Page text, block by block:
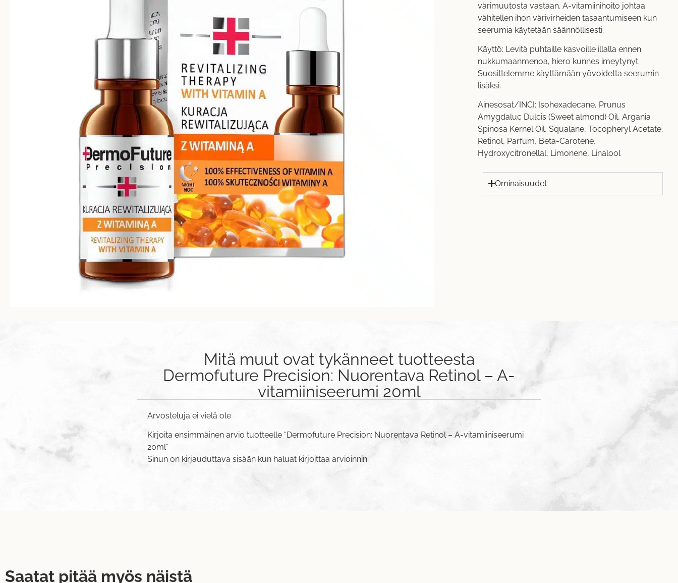
värimuutosta vastaan. A-vitamiinihoito johtaa
vähitellen ihon värivirheiden tasaantumiseen kun
seerumia käytetään säännöllisesti.
Käyttö: Levitä puhtaille kasvoille illalla ennen
nukkumaanmenoa, hiero kunnes imeytynyt.
Suosittelemme käyttämään yövoidetta seerumin
lisäksi.
Ainesosat/INCI: Isohexadecane, Prunus
Amygdaluc Dulcis (Sweet almond) Oil, Argania
Spinosa Kernel Oil, Squalane, Tocopheryl Acetate,
Retinol, Parfum, Beta-Carotene,
Hydroxycitronellal, Limonene, Linalool
Ominaisuudet
Mitä muut ovat tykänneet tuotteesta
Dermofuture Precision: Nuorentava Retinol – A-
vitamiiniseerumi 20ml
Arvosteluja ei vielä ole
Kirjoita ensimmäinen arvio tuotteelle “Dermofuture Precision: Nuorentava Retinol – A-vitamiiniseerumi
20ml”
Sinun on kirjauduttava sisään kun haluat kirjoittaa arvioinnin.
Saatat pitää myös näistä